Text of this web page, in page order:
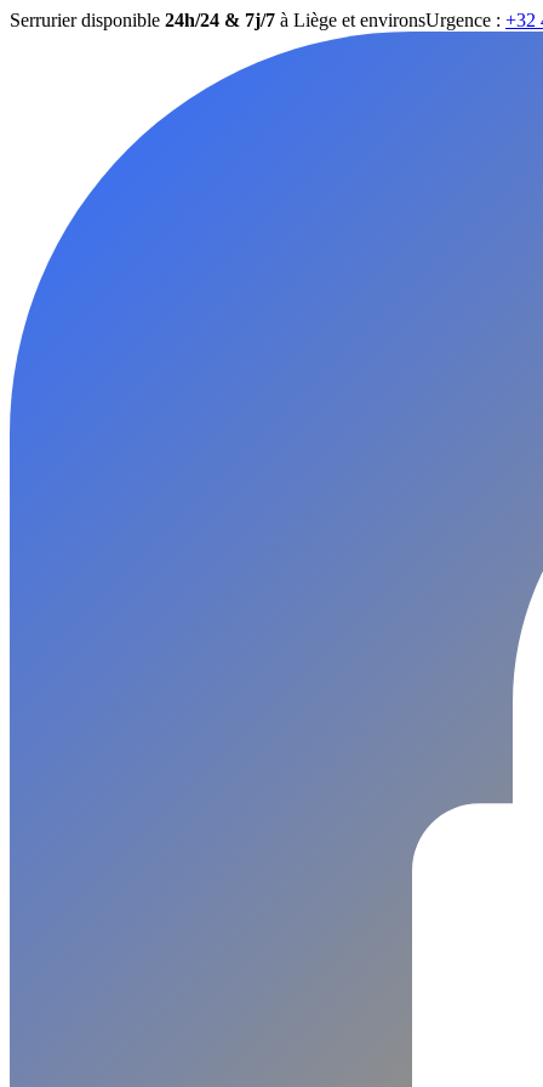
Serrurier disponible 24h/24 & 7j/7 à Liège et environsUrgence : +32